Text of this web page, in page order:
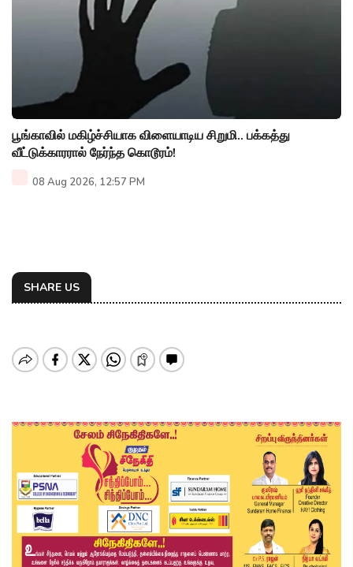
பூங்காவில் மகிழ்ச்சியாக விளையாடிய சிறுமி.. பக்கத்து
வீட்டுக்காரரால் நேர்ந்த கொடூரம்!
08 Aug 2026, 12:57 PM
SHARE US